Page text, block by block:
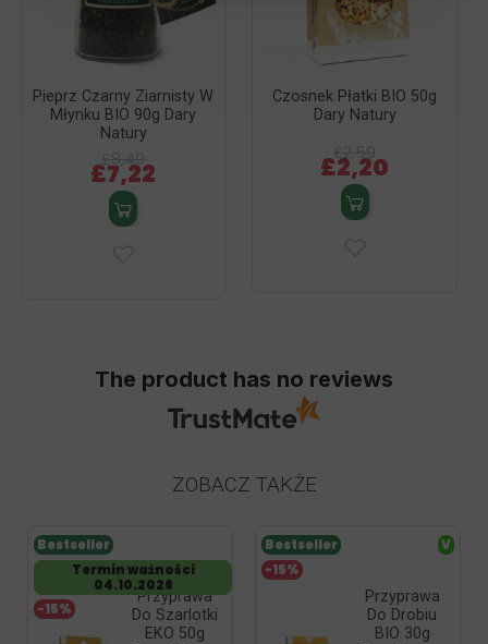
Pieprz Czarny Ziarnisty W
Młynku BIO 90g Dary
Natury
£7,22
Czosnek Płatki BIO 50g
Dary Natury
£2,20
The product has no reviews
ZOBACZ TAKŻE
Przyprawa
Do Szarlotki
EKO 50g
-15%
Bestseller
Termin ważności
04.10.2026
Przyprawa
Do Drobiu
BIO 30g
-15%
Bestseller V